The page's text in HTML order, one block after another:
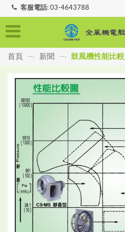
客服電話: 03-4643788
首頁 —› 新聞 —› 鼓風機性能比較